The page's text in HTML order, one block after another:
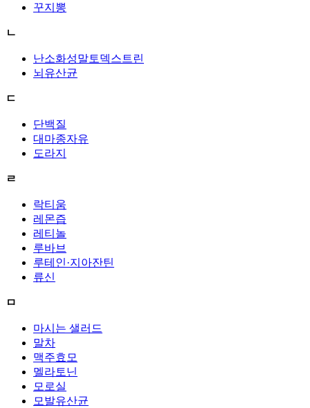
꾸지뽕
ㄴ
난소화성말토덱스트린
뇌유산균
ㄷ
단백질
대마종자유
도라지
ㄹ
락티움
레몬즙
레티놀
루바브
루테인·지아잔틴
류신
ㅁ
마시는 샐러드
말차
맥주효모
멜라토닌
모로실
모발유산균